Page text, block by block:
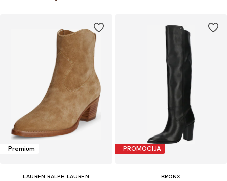
Premium
LAUREN RALPH LAUREN
PROMOCIJA
BRONX